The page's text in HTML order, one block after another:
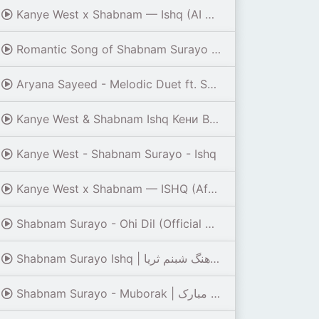
Kanye West x Shabnam — Ishq (AI Cover by Loren)
Aryana Sayeed - Melodic Duet ft. Shabnam Surayo
Kanye West & Shabnam Ishq Кени Вест суруди Ишқ Шабнами Сураё
Kanye West - Shabnam Surayo - Ishq
Kanye West x Shabnam — ISHQ (Afro House Remix) 🌍🔥 | Summer Vibes 2026
Shabnam Surayo - Ohi Dil (Official Audio 2026) 4K
Shabnam Surayo Ishq | محبوب‌ترین آهنگ شبنم ثریا
Shabnam Surayo - Muborak | شبنم ثریا - مبارک